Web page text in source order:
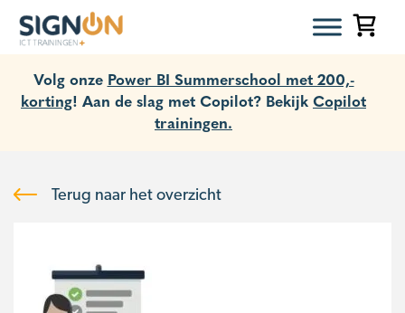
Volg onze Power BI Summerschool met 200,-
korting! Aan de slag met Copilot? Bekijk Copilot
trainingen.
Terug naar het overzicht